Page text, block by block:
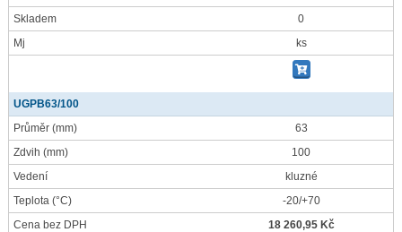
Skladem
0
Mj
ks
UGPB63/100
Průměr (mm)
63
Zdvih (mm)
100
Vedení
kluzné
Teplota (°C)
-20/+70
Cena bez DPH
18 260,95 Kč